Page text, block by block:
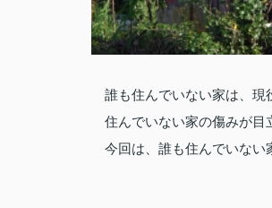
誰も住んでいない家は、現
住んでいない家の傷みが目
今回は、誰も住んでいない